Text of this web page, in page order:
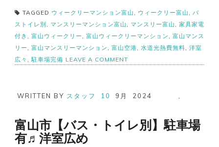
TAGGED ウィークリーマンション富山 , ウィークリー富山 , バ
ストイレ別 , マンスリーマンション富山 , マンスリー富山 , 家具家電
付き , 富山ウィークリー , 富山ウィークリーマンション , 富山マンス
リー , 富山マンスリーマンション , 富山空港, 水道光熱費無料, 洋室
広々 ,駐車場完備 LEAVE A COMMENT
富
【バ
ス・
レ
WRITTEN BY スタッフ 10 9月 ,
2024
富山市【バス・トイレ別】駐車場
有♬洋室広め